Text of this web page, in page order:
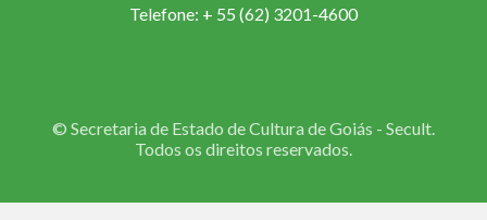
Telefone: + 55 (62) 3201-4600
© Secretaria de Estado de Cultura de Goiás - Secult.
Todos os direitos reservados.